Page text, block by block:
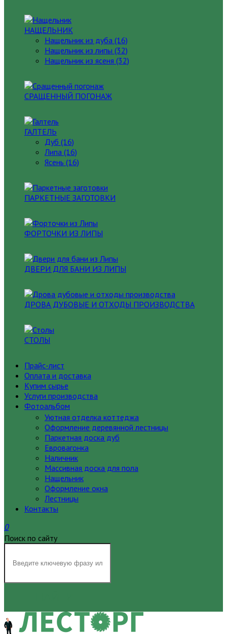
НАЩЕЛЬНИК
Нащельник из дуба (16)
Нащельник из липы (32)
Нащельник из ясеня (32)
СРАЩЕННЫЙ ПОГОНАЖ
ГАЛТЕЛЬ
Дуб (16)
Липа (16)
Ясень (16)
ПАРКЕТНЫЕ ЗАГОТОВКИ
ФОРТОЧКИ ИЗ ЛИПЫ
ДВЕРИ ДЛЯ БАНИ ИЗ ЛИПЫ
ДРОВА ДУБОВЫЕ И ОТХОДЫ ПРОИЗВОДСТВА
СТОЛЫ
Прайс-лист
Оплата и доставка
Купим сырье
Услуги производства
Фотоальбом
Уютная отделка коттеджа
Оформление деревянной лестницы
Паркетная доска дуб
Евровагонка
Наличник
Массивная доска для пола
Нащельник
Оформление окна
Лестницы
Контакты
0
Поиск по сайту